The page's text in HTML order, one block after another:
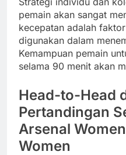
pemain akan sangat
kecepatan adalah
digunakan dalam
Kemampuan pemain
selama 90 menit akan
Head-to-Head
Pertandingan
Arsenal
Women